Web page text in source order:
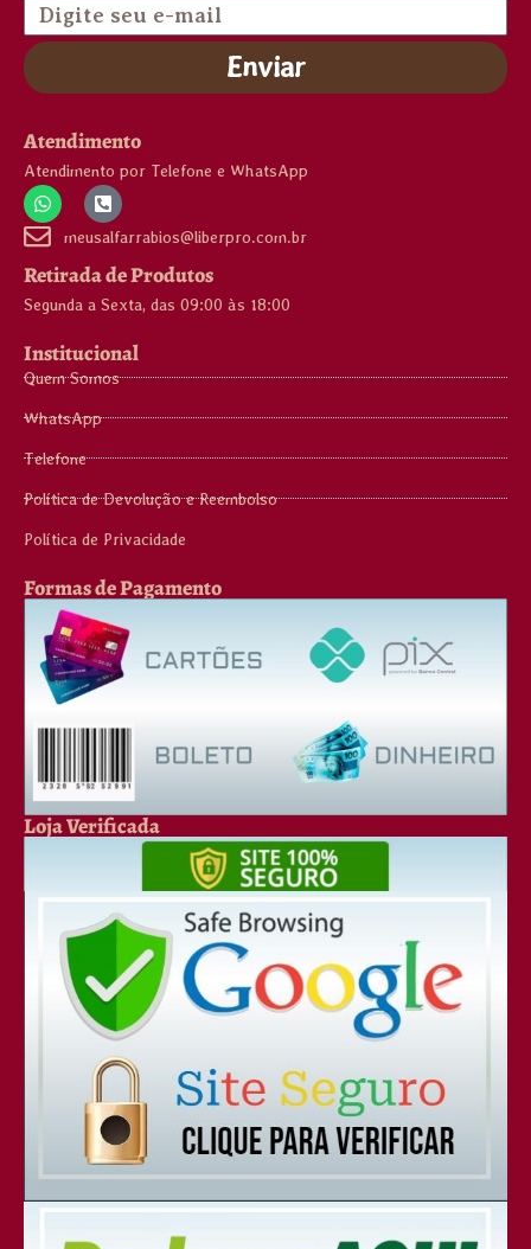
Enviar
Atendimento
Atendimento por Telefone e WhatsApp
meusalfarrabios@liberpro.com.br
Retirada de Produtos
Segunda a Sexta, das 09:00 às 18:00
Institucional
Quem Somos
WhatsApp
Telefone
Política de Devolução e Reembolso
Política de Privacidade
Formas de Pagamento
Loja Verificada